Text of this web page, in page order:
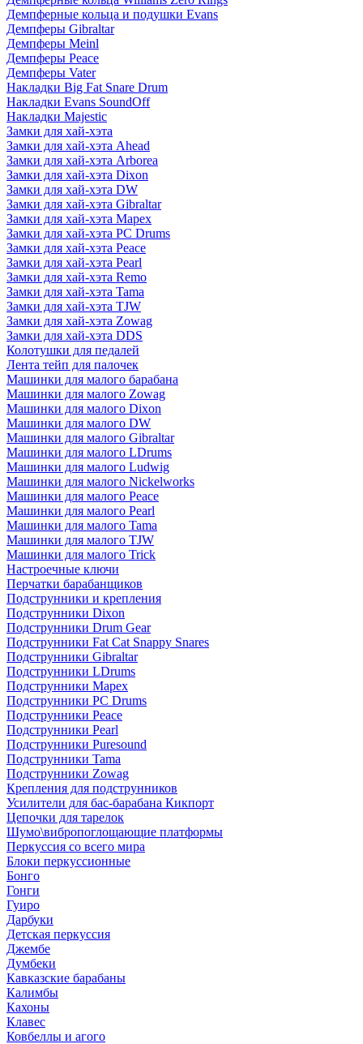
Демпферные кольца и подушки Evans
Демпферы Gibraltar
Демпферы Meinl
Демпферы Peace
Демпферы Vater
Накладки Big Fat Snare Drum
Накладки Evans SoundOff
Накладки Majestic
Замки для хай-хэта
Замки для хай-хэта Ahead
Замки для хай-хэта Arborea
Замки для хай-хэта Dixon
Замки для хай-хэта DW
Замки для хай-хэта Gibraltar
Замки для хай-хэта Mapex
Замки для хай-хэта PC Drums
Замки для хай-хэта Peace
Замки для хай-хэта Pearl
Замки для хай-хэта Remo
Замки для хай-хэта Tama
Замки для хай-хэта TJW
Замки для хай-хэта Zowag
Замки для хай-хэта DDS
Колотушки для педалей
Лента тейп для палочек
Машинки для малого барабана
Машинки для малого Zowag
Машинки для малого Dixon
Машинки для малого DW
Машинки для малого Gibraltar
Машинки для малого LDrums
Машинки для малого Ludwig
Машинки для малого Nickelworks
Машинки для малого Peace
Машинки для малого Pearl
Машинки для малого Tama
Машинки для малого TJW
Машинки для малого Trick
Настроечные ключи
Перчатки барабанщиков
Подструнники и крепления
Подструнники Dixon
Подструнники Drum Gear
Подструнники Fat Cat Snappy Snares
Подструнники Gibraltar
Подструнники LDrums
Подструнники Mapex
Подструнники PC Drums
Подструнники Peace
Подструнники Pearl
Подструнники Puresound
Подструнники Tama
Подструнники Zowag
Крепления для подструнников
Усилители для бас-барабана Кикпорт
Цепочки для тарелок
Шумо\вибропоглощающие платформы
Перкуссия со всего мира
Блоки перкуссионные
Бонго
Гонги
Гуиро
Дарбуки
Детская перкуссия
Джембе
Думбеки
Кавказские барабаны
Калимбы
Кахоны
Клавес
Ковбеллы и агого